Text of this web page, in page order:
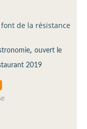
de la résistance
, ouvert le
2019